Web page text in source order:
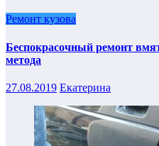
Ремонт кузова
Беспокрасочный ремонт
метода
27.08.2019 Екатерина